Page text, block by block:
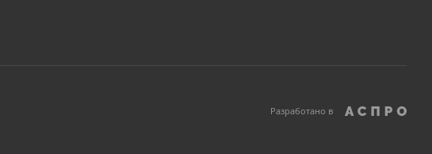
Разработано в